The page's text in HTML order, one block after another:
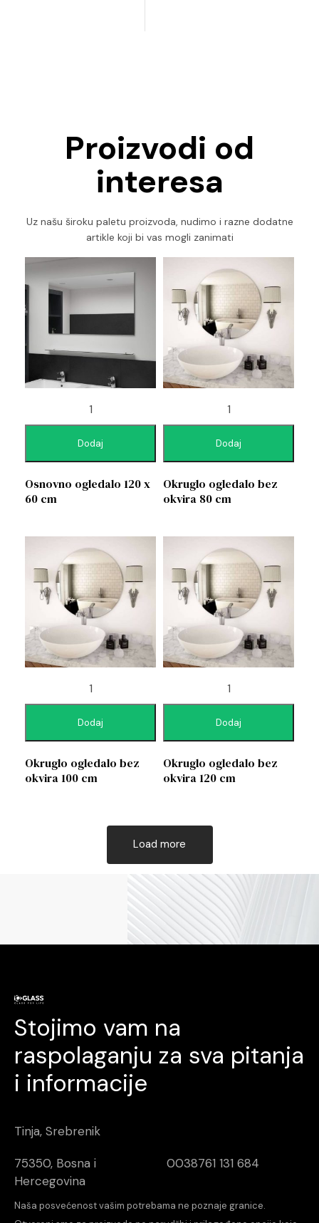
Proizvodi od
interesa
Uz našu široku paletu proizvoda, nudimo i razne dodatne
artikle koji bi vas mogli zanimati
Dodaj
Osnovno ogledalo 120 x
60 cm
Dodaj
Okruglo ogledalo bez
okvira 80 cm
Dodaj
Okruglo ogledalo bez
okvira 100 cm
Dodaj
Okruglo ogledalo bez
okvira 120 cm
Load more
Stojimo vam na
raspolaganju za sva pitanja
i informacije
Tinja, Srebrenik
75350, Bosna i
Hercegovina
0038761 131 684
Naša posvećenost vašim potrebama ne poznaje granice.